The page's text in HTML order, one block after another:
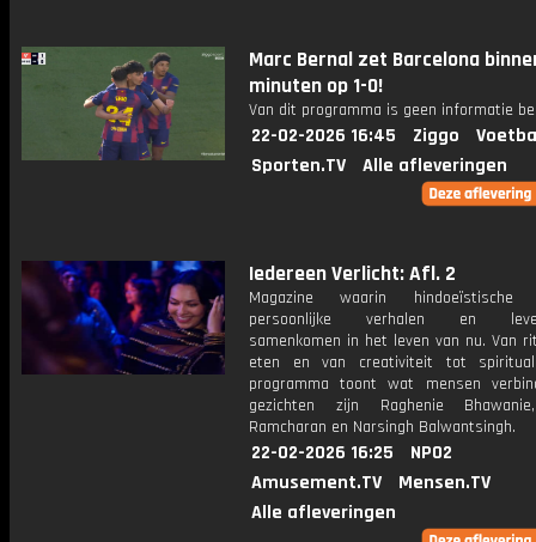
Marc Bernal zet Barcelona
minuten op 1-0!
Van dit programma is geen informatie
22-02-2026 16:45 Ziggo
Sporten.TV
Alle afleveringen
Iedereen Verlicht: Afl. 2
Magazine waarin hindoeïstische
persoonlijke verhalen en
samenkomen in het leven van nu. Van
eten en van creativiteit tot
programma toont wat mensen
gezichten zijn Raghenie
Ramcharan en Narsingh Balwantsingh.
22-02-2026 16:25
NPO2
Amusement.TV
Mensen.TV
Alle afleveringen